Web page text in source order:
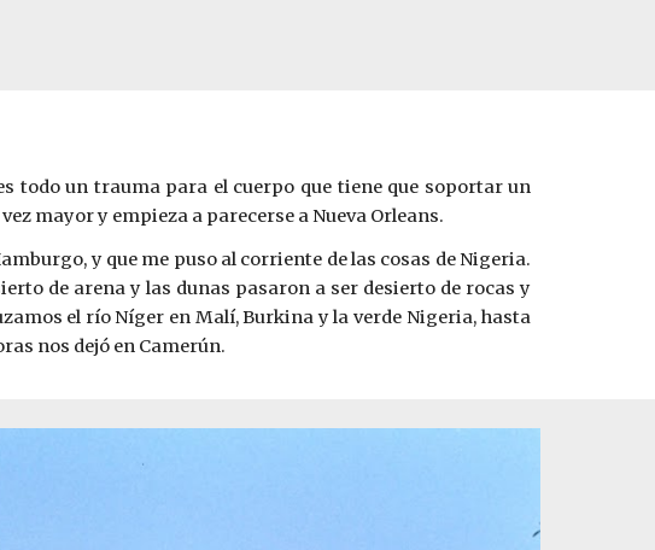
todo un trauma para el cuerpo que tiene que soportar un
mayor y empieza a parecerse a Nueva Orleans.
y que me puso al corriente de las cosas de Nigeria.
de arena y las dunas pasaron a ser desierto de rocas y
el río Níger en Malí, Burkina y la verde Nigeria, hasta
nos dejó en Camerún.